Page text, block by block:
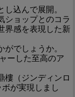
込んで展開。
ショップとのコラ
界感を表現した新
でしょうか。
ーした至高のア
樓（ジンディンロ
が実現しまし